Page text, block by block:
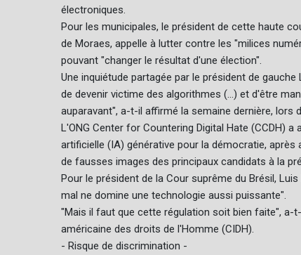
électroniques.
Pour les municipales, le président de cette haute
de Moraes, appelle à lutter contre les "milices
pouvant "changer le résultat d'une élection".
Une inquiétude partagée par le président de
de devenir victime des algorithmes (...) et d'être
auparavant", a-t-il affirmé la semaine dernière, lors
L'ONG Center for Countering Digital Hate (CCDH)
artificielle (IA) générative pour la démocratie,
de fausses images des principaux candidats à la
Pour le président de la Cour suprême du Brésil,
mal ne domine une technologie aussi puissante".
"Mais il faut que cette régulation soit bien faite", a-
américaine des droits de l'Homme (CIDH).
- Risque de discrimination -